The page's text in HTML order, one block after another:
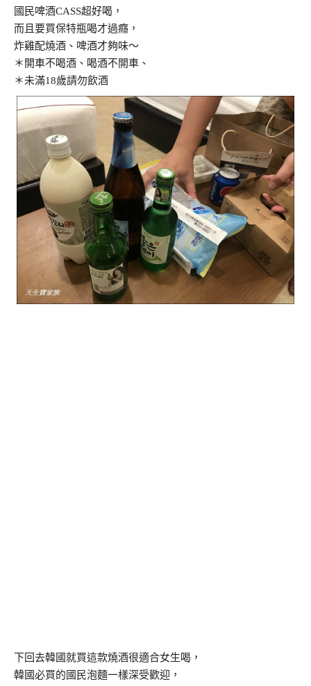
國民啤酒CASS超好喝，
而且要買保特瓶喝才過癮，
炸雞配燒酒、啤酒才夠味～
＊開車不喝酒、喝酒不開車、
＊未滿18歲請勿飲酒
下回去韓國就買這款燒酒很適合女生喝，
韓國必買的國民泡麵一樣深受歡迎，